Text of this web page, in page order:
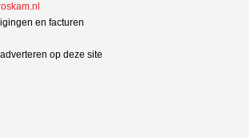
en facturen
op deze site